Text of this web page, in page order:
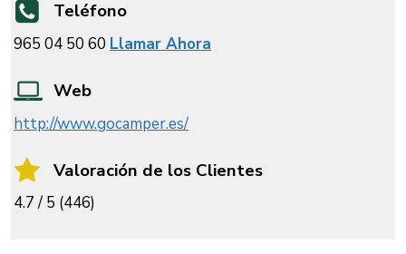
Teléfono
965 04 50 60 Llamar Ahora
Web
http://www.gocamper.es/
Valoración de los Clientes
4.7 / 5 (446)